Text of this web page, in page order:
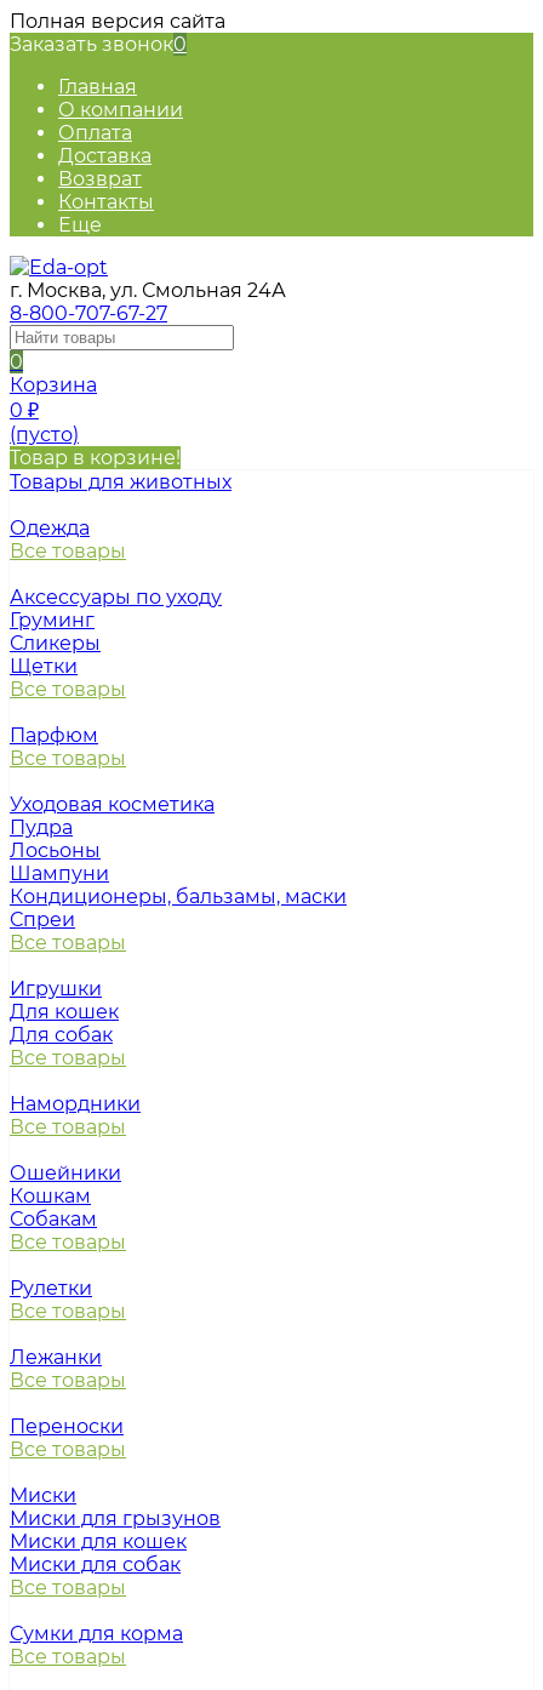
Полная версия сайта
Заказать звонок0
Главная
О компании
Оплата
Доставка
Возврат
Контакты
Еще
г. Москва, ул. Смольная 24А
8-800-707-67-27
0
Корзина
0 ₽
(пусто)
Товар в корзине!
Товары для животных
Одежда
Все товары
Аксессуары по уходу
Груминг
Сликеры
Щетки
Все товары
Парфюм
Все товары
Уходовая косметика
Пудра
Лосьоны
Шампуни
Кондиционеры, бальзамы, маски
Спреи
Все товары
Игрушки
Для кошек
Для собак
Все товары
Намордники
Все товары
Ошейники
Кошкам
Собакам
Все товары
Рулетки
Все товары
Лежанки
Все товары
Переноски
Все товары
Миски
Миски для грызунов
Миски для кошек
Миски для собак
Все товары
Сумки для корма
Все товары